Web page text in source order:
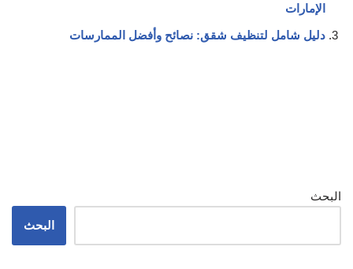
الإمارات
دليل شامل لتنظيف شقق: نصائح وأفضل الممارسات
البحث
البحث